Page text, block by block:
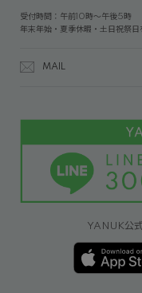
受付時間：午前10時～午後5時
年末年始・夏季休暇・土日祝祭日
MAIL
YANUK公